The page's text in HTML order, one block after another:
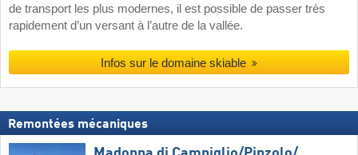
de transport les plus modernes, il est possible de passer très
rapidement d’un versant à l’autre de la vallée.
Infos sur le domaine skiable
Remontées mécaniques